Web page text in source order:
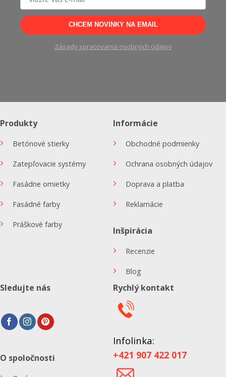
CHCEM NOVINKY NA EMAIL
Zásady spracovania osobných údajov
Produkty
Betónové stierky
Zatepľovacie systémy
Fasádne omietky
Fasádné farby
Práškové farby
Informácie
Obchodné podmienky
Ochrana osobných údajov
Doprava a platba
Reklamácie
Inšpirácia
Recenzie
Blog
Sledujte nás
O spoločnosti
Rychlý kontakt
Infolinka:
+421 907 422 017